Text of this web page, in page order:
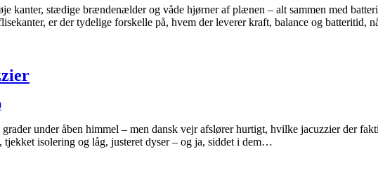
kanter, stædige brændenælder og våde hjørner af plænen – alt sammen med
er der tydelige forskelle på, hvem der leverer kraft, balance og batteritid,
under åben himmel – men dansk vejr afslører hurtigt, hvilke jacuzzier der
tjekket isolering og låg, justeret dyser – og ja, siddet i dem…